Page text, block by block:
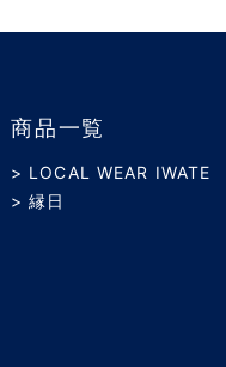
商品一覧
> LOCAL WEAR IWATE
> 縁日